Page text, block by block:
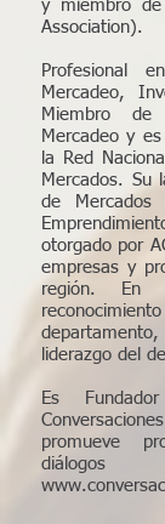
y miembro
Association).
Profesional
Mercadeo,
Miembro de
Mercadeo y
la Red
Mercados. Su
de Mercados
otorgado por
empresas y
región. En
liderazgo del
Es
promueve